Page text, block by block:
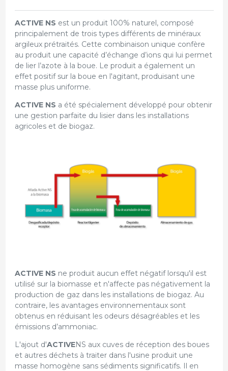
ACTIVE NS est un produit 100% naturel, composé
principalement de trois types différents de minéraux
argileux prétraités. Cette combinaison unique confère
au produit une capacité d’échange d’ions qui lui permet
de lier l’azote à la boue. Le produit a également un
effet positif sur la boue en l'agitant, produisant une
masse plus uniforme.
ACTIVE NS a été spécialement développé pour obtenir
une gestion parfaite du lisier dans les installations
agricoles et de biogaz.
ACTIVE NS ne produit aucun effet négatif lorsqu'il est
utilisé sur la biomasse et n'affecte pas négativement la
production de gaz dans les installations de biogaz. Au
contraire, les avantages environnementaux sont
obtenus en réduisant les odeurs désagréables et les
émissions d’ammoniac.
L'ajout d'ACTIVENS aux cuves de réception des boues
et autres déchets à traiter dans l'usine produit une
masse homogène sans sédiments significatifs. Il en